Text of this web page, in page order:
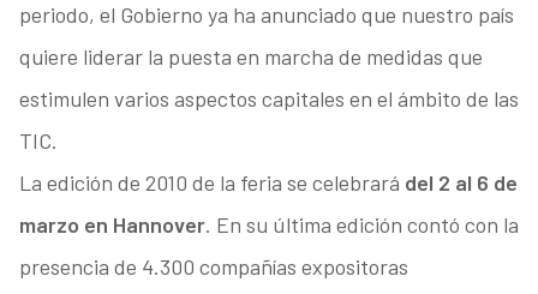
periodo, el Gobierno ya ha anunciado que nuestro país
quiere liderar la puesta en marcha de medidas que
estimulen varios aspectos capitales en el ámbito de las
TIC.
La edición de 2010 de la feria se celebrará del 2 al 6 de
marzo en Hannover. En su última edición contó con la
presencia de 4.300 compañías expositoras